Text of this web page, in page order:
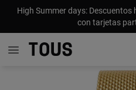
High Summer days: Descuentos
con tarjetas